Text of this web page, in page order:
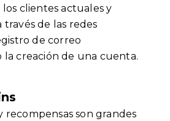
clientes actuales y
través de las redes
de correo
la creación de una cuenta.
recompensas son grandes